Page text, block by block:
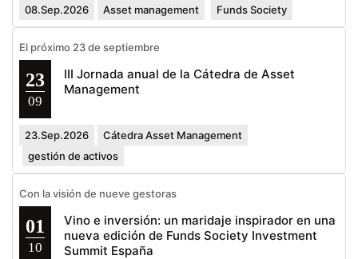
08.Sep.2026 Asset management Funds Society
El próximo 23 de septiembre
23
09
III Jornada anual de la Cátedra de Asset
Management
23.Sep.2026
Cátedra Asset Management
gestión de activos
Con la visión de nueve gestoras
01
10
Vino e inversión: un maridaje inspirador en una
nueva edición de Funds Society Investment
Summit España